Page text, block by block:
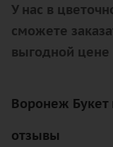
У нас в
сможете
выгодной цене
Воронеж Букет
отзывы